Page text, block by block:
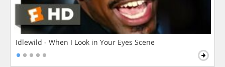
Idlewild - When I Look in Your Eyes Scene